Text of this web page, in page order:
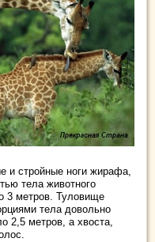
и стройные ноги жирафа,
тела животного
3 метров. Туловище
тела довольно
2,5 метров, а хвоста,